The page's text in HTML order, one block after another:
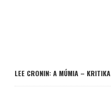
LEE CRONIN: A MÚMIA – KRITIKA